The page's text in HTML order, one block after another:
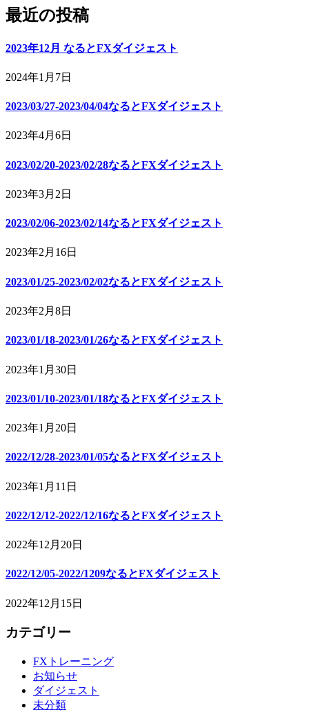
最近の投稿
2023年12月 なるとFXダイジェスト
2024年1月7日
2023/03/27-2023/04/04なるとFXダイジェスト
2023年4月6日
2023/02/20-2023/02/28なるとFXダイジェスト
2023年3月2日
2023/02/06-2023/02/14なるとFXダイジェスト
2023年2月16日
2023/01/25-2023/02/02なるとFXダイジェスト
2023年2月8日
2023/01/18-2023/01/26なるとFXダイジェスト
2023年1月30日
2023/01/10-2023/01/18なるとFXダイジェスト
2023年1月20日
2022/12/28-2023/01/05なるとFXダイジェスト
2023年1月11日
2022/12/12-2022/12/16なるとFXダイジェスト
2022年12月20日
2022/12/05-2022/1209なるとFXダイジェスト
2022年12月15日
カテゴリー
FXトレーニング
お知らせ
ダイジェスト
未分類